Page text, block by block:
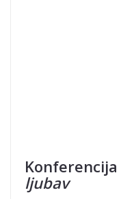
Konferencija
ljubav